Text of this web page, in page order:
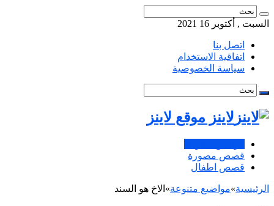
السبت , أكتوبر 16 2021
اتصل بنا
اتفاقية الاستخدام
سياسة الخصوصية
لاينز موقع لاينز
قصص مصورة
قصص اطفال
الرئيسية»مواضيع متنوعة» الاخ هو السند